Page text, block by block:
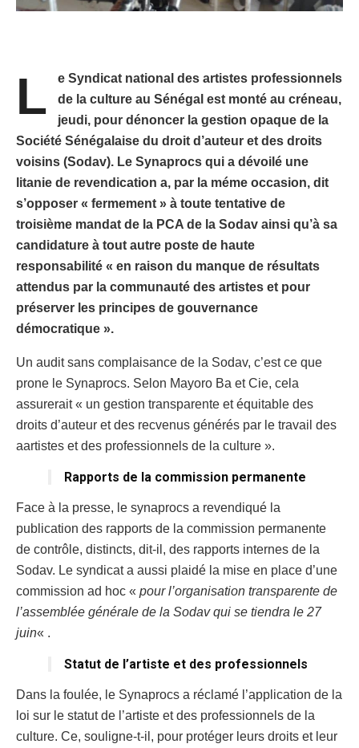
L
e Syndicat national des artistes professionnels
de la culture au Sénégal est monté au créneau,
jeudi, pour dénoncer la gestion opaque de la
Société Sénégalaise du droit d’auteur et des droits
voisins (Sodav). Le Synaprocs qui a dévoilé une
litanie de revendication a, par la méme occasion, dit
s’opposer « fermement » à toute tentative de
troisième mandat de la PCA de la Sodav ainsi qu’à sa
candidature à tout autre poste de haute
responsabilité « en raison du manque de résultats
attendus par la communauté des artistes et pour
préserver les principes de gouvernance
démocratique ».
Un audit sans complaisance de la Sodav, c’est ce que
prone le Synaprocs. Selon Mayoro Ba et Cie, cela
assurerait « un gestion transparente et équitable des
droits d’auteur et des recvenus générés par le travail des
aartistes et des professionnels de la culture ».
Rapports de la commission permanente
Face à la presse, le synaprocs a revendiqué la
publication des rapports de la commission permanente
de contrôle, distincts, dit-il, des rapports internes de la
Sodav. Le syndicat a aussi plaidé la mise en place d’une
commission ad hoc « pour l’organisation transparente de
l’assemblée générale de la Sodav qui se tiendra le 27
juin« .
Statut de l’artiste et des professionnels
Dans la foulée, le Synaprocs a réclamé l’application de la
loi sur le statut de l’artiste et des professionnels de la
culture. Ce, souligne-t-il, pour protéger leurs droits et leur